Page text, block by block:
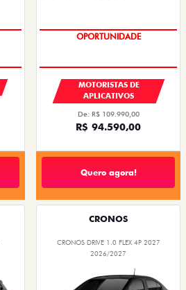
OPORTUNIDADE
MOTORISTAS DE
APLICATIVOS
De: R$ 109.990,00
R$ 94.590,00
Quero agora!
CRONOS
CRONOS DRIVE 1.0 FLEX 4P 2027
2026/2027